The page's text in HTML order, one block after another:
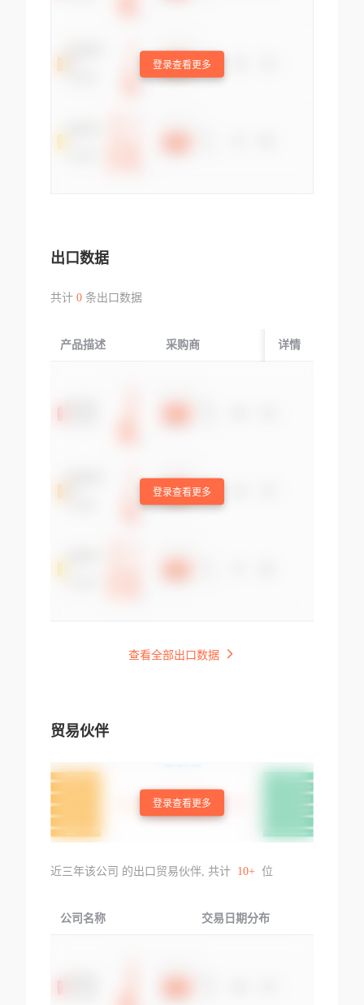
登录查看更多
出口数据
共计 0条出口数据
产品描述 采购商 起运国/地区
详情
登录查看更多
查看全部出口数据
贸易伙伴
登录查看更多
近三年该公司 的出口贸易伙伴, 共计 10+ 位
公司名称 交易日期分布